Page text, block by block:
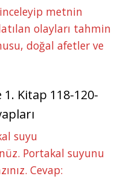
inceleyip metnin
olayları tahmin
doğal afetler ve
1. Kitap 118-120-
suyu
Portakal suyunu
Cevap: